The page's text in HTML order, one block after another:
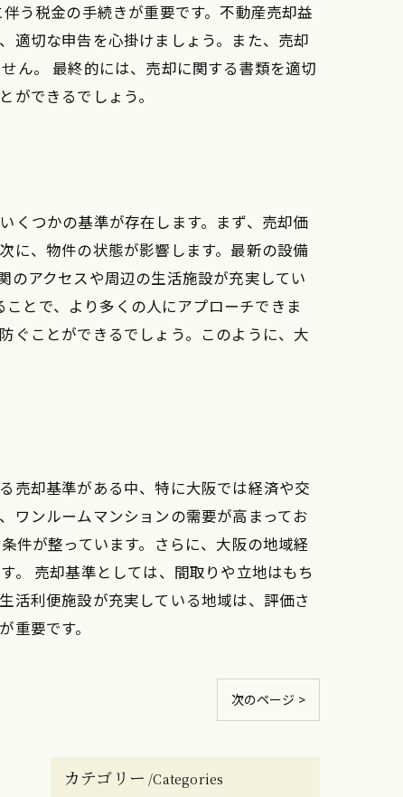
う税金の手続きが重要です。不動産売却益
適切な申告を心掛けましょう。また、売却
ん。 最終的には、売却に関する書類を適切
できるでしょう。
くつかの基準が存在します。まず、売却価
に、物件の状態が影響します。最新の設備
のアクセスや周辺の生活施設が充実してい
とで、より多くの人にアプローチできま
ぐことができるでしょう。このように、大
売却基準がある中、特に大阪では経済や交
ワンルームマンションの需要が高まってお
件が整っています。さらに、大阪の地域経
。 売却基準としては、間取りや立地はもち
活利便施設が充実している地域は、評価さ
要です。
次のページ >
カテゴリー Categories